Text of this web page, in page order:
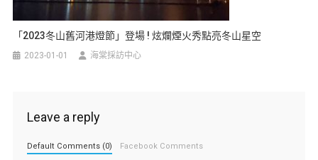
「2023冬山舊河港燈節」登場 ! 炫爛煙火秀點亮冬山星空
2023-01-01 海棠採訪中心
Leave a reply
Default Comments (0) Facebook Comments